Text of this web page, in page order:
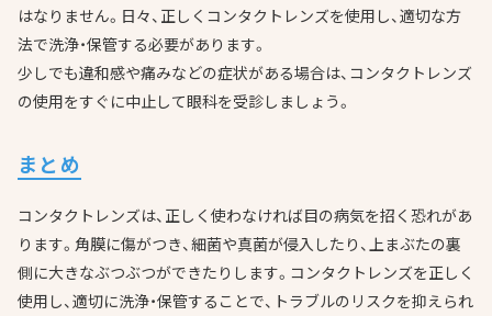
はなりません。日々、正しくコンタクトレンズを使用し、適切な方
法で洗浄・保管する必要があります。
少しでも違和感や痛みなどの症状がある場合は、コンタクトレンズ
の使用をすぐに中止して眼科を受診しましょう。
まとめ
コンタクトレンズは、正しく使わなければ目の病気を招く恐れがあ
ります。角膜に傷がつき、細菌や真菌が侵入したり、上まぶたの裏
側に大きなぶつぶつができたりします。コンタクトレンズを正しく
使用し、適切に洗浄・保管することで、トラブルのリスクを抑えられ